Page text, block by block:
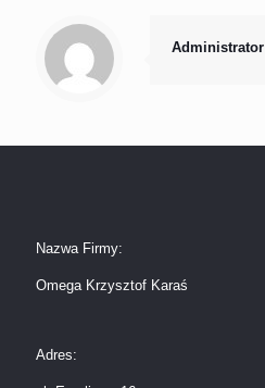
Administrator
Nazwa Firmy:
Omega Krzysztof Karaś
Adres: